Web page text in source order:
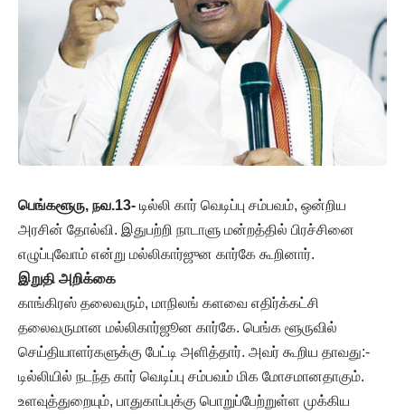
பெங்களூரு, நவ.13- டில்லி கார் வெடிப்பு சம்பவம், ஒன்றிய
அரசின் தோல்வி. இதுபற்றி நாடாளு மன்றத்தில் பிரச்சினை
எழுப்புவோம் என்று மல்லிகார்ஜுன கார்கே கூறினார்.
இறுதி அறிக்கை
காங்கிரஸ் தலைவரும், மாநிலங் களவை எதிர்க்கட்சி
தலைவருமான மல்லிகார்ஜூன கார்கே. பெங்க ளூருவில்
செய்தியாளர்களுக்கு பேட்டி அளித்தார். அவர் கூறிய தாவது:-
டில்லியில் நடந்த கார் வெடிப்பு சம்பவம் மிக மோசமானதாகும்.
உளவுத்துறையும், பாதுகாப்புக்கு பொறுப்பேற்றுள்ள முக்கிய